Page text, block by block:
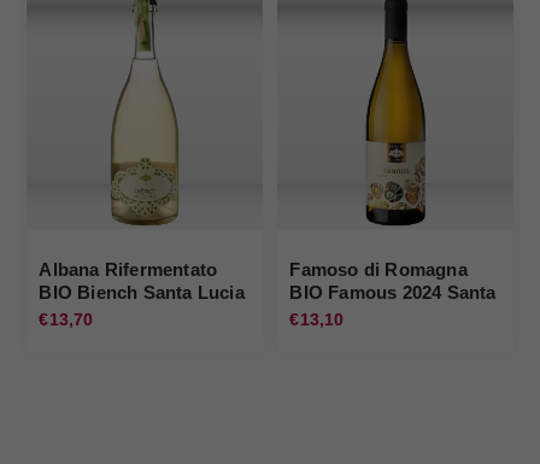
Albana Rifermentato
BIO Biench Santa Lucia
€13,70
Famoso di Romagna
BIO Famous 2024 Santa
Lucia
€13,10